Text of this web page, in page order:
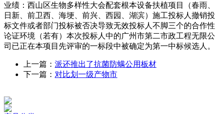
业绩：西山区生物多样性大会配套根本设备扶植项目（春雨、
日新、前卫西、海埂、前兴、西园、湖滨）施工投标人撤销投
标文件或者部门投标被否决导致无效投标人不脚三个的合作性
论证环境（若有）本次投标人中的广州市第二市政工程无限公
司已正在本项目先评审的一标段中被确定为第一中标候选人。
上一篇： 派还推出了抗菌防螨公用板材
下一篇： 对比划一级产物市